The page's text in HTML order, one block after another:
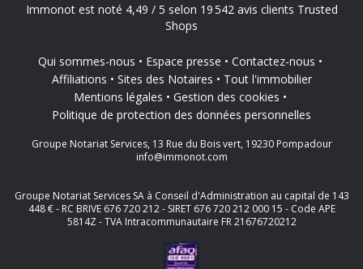
Immonot est noté 4,49 / 5 selon 19 542 avis clients Trusted
Shops
Qui sommes-nous Espace presse
Contactez-nous
Affiliations
Sites des Notaires
Tout l'immobilier
Mentions légales
Gestion des cookies
Politique de protection des données personnelles
Groupe Notariat Services, 13 Rue du Bois vert, 19230 Pompadour
info@immonot.com
Groupe Notariat Services SA à Conseil d'Administration au capital de 143
448 € - RC BRIVE 676 720 212 - SIRET 676 720 212 000 15 - Code APE
5814Z - TVA Intracommunautaire FR 21676720212